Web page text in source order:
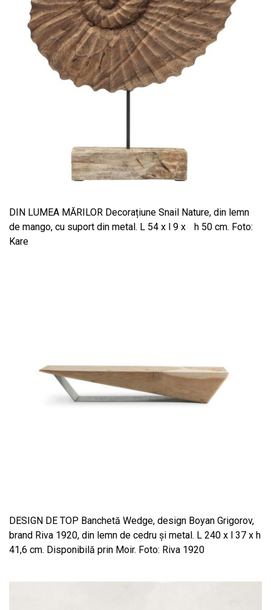
DIN LUMEA MĂRILOR Decorațiune Snail Nature, din lemn
de mango, cu suport din metal. L 54 x l 9 x h 50 cm. Foto:
Kare
DESIGN DE TOP Banchetă Wedge, design Boyan Grigorov,
brand Riva 1920, din lemn de cedru și metal. L 240 x l 37 x h
41,6 cm. Disponibilă prin Moir. Foto: Riva 1920